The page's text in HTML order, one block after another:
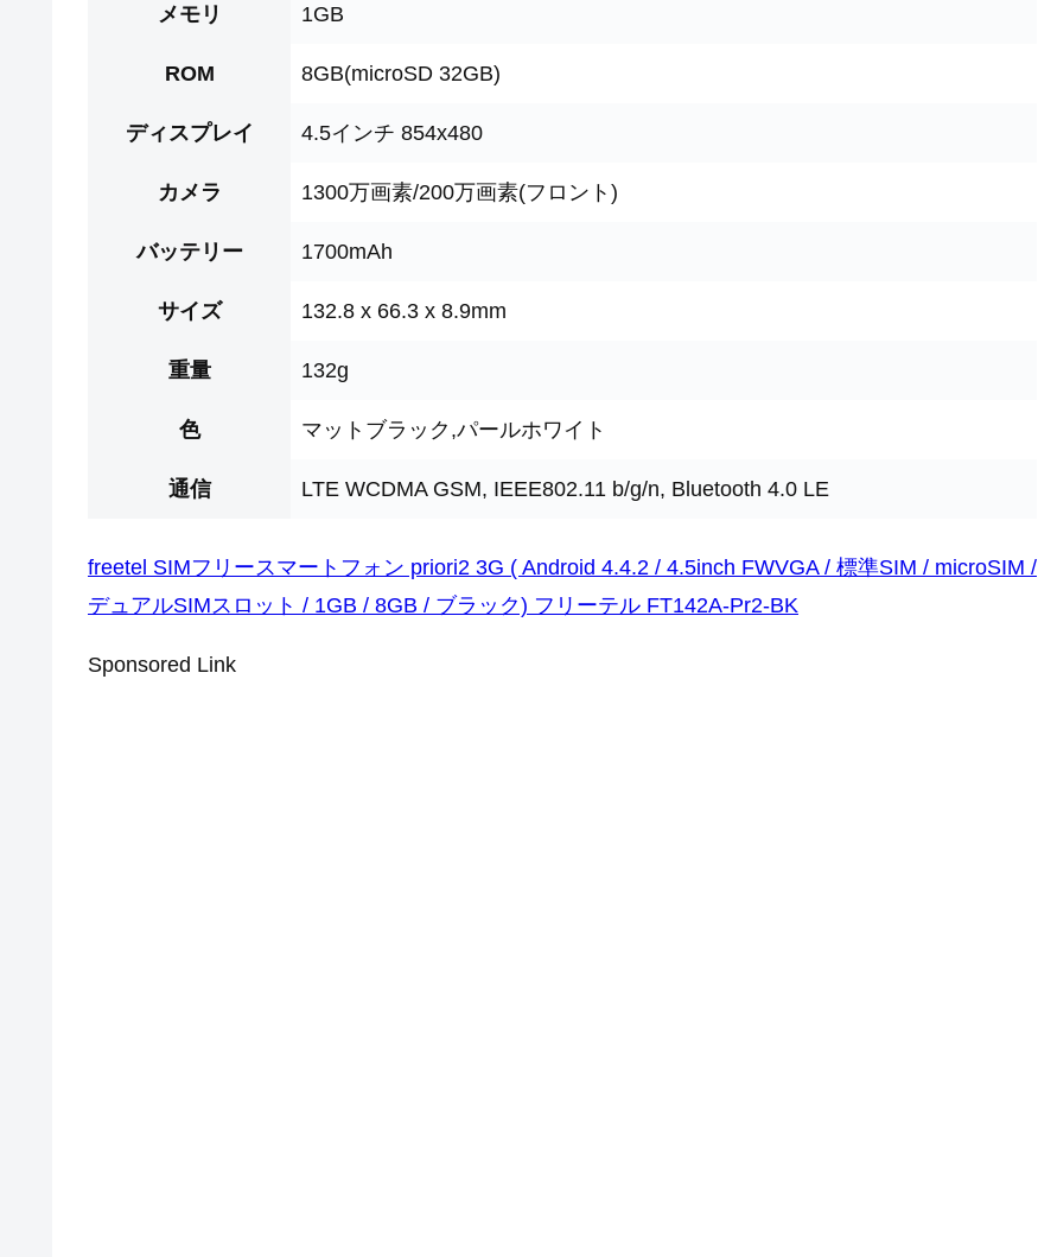
メモリ 1GB
ROM 8GB(microSD 32GB)
ディスプレイ 4.5インチ 854x480
カメラ 1300万画素/200万画素(フロント)
バッテリー 1700mAh
サイズ 132.8 x 66.3 x 8.9mm
重量 132g
色 マットブラック,パールホワイト
通信 LTE WCDMA GSM, IEEE802.11 b/g/n, Bluetooth 4.0 LE
freetel SIMフリースマートフォン priori2 3G ( Android 4.4.2 / 4.5inch FWVGA / 標準SIM / microSIM /
デュアルSIMスロット / 1GB / 8GB / ブラック) フリーテル FT142A-Pr2-BK
Sponsored Link